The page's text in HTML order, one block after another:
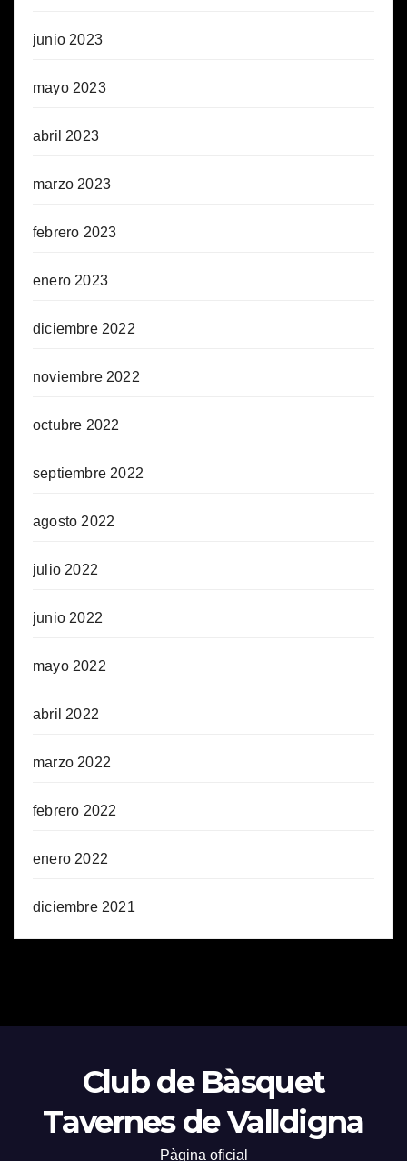
junio 2023
mayo 2023
abril 2023
marzo 2023
febrero 2023
enero 2023
diciembre 2022
noviembre 2022
octubre 2022
septiembre 2022
agosto 2022
julio 2022
junio 2022
mayo 2022
abril 2022
marzo 2022
febrero 2022
enero 2022
diciembre 2021
Club de Bàsquet
Tavernes de Valldigna
Pàgina oficial